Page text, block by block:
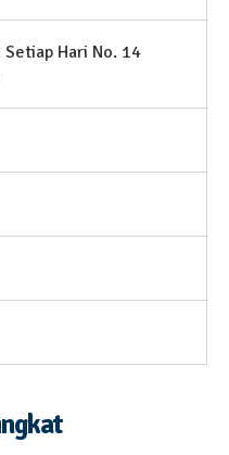
Hari No. 14